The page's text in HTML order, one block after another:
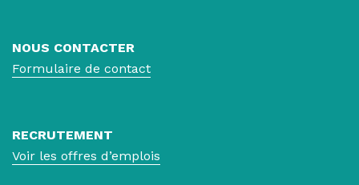
NOUS CONTACTER
Formulaire de contact
RECRUTEMENT
Voir les offres d’emplois